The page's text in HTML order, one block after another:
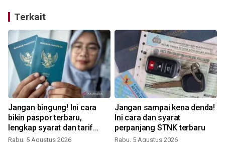
Terkait
Jangan bingung! Ini cara
bikin paspor terbaru,
lengkap syarat dan tarif
resmi!
Rabu, 5 Agustus 2026
Jangan sampai kena denda!
Ini cara dan syarat
perpanjang STNK terbaru
Rabu, 5 Agustus 2026